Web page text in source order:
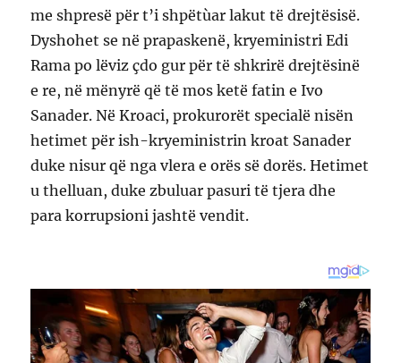
me shpresë për t’i shpëtùar lakut të drejtësisë.
Dyshohet se në prapaskenë, kryeministri Edi
Rama po lëviz çdo gur për të shkrirë drejtësinë
e re, në mënyrë që të mos ketë fatin e Ivo
Sanader. Në Kroaci, prokurorët specialë nisën
hetimet për ish-kryeministrin kroat Sanader
duke nisur që nga vlera e orës së dorës. Hetimet
u thelluan, duke zbuluar pasuri të tjera dhe
para korrupsioni jashtë vendit.